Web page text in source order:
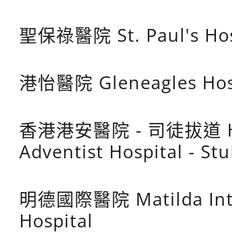
聖保祿醫院 St. Paul's
港怡醫院 Gleneagles
香港港安醫院 - 司徒拔道
Adventist Hospital -
明德國際醫院 Matilda
Hospital